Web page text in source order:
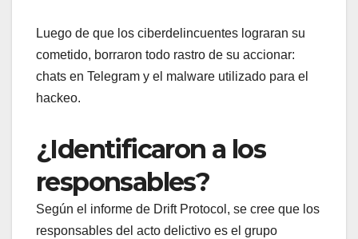
Luego de que los ciberdelincuentes lograran su
cometido, borraron todo rastro de su accionar:
chats en Telegram y el malware utilizado para el
hackeo.
¿Identificaron a los
responsables?
Según el informe de Drift Protocol, se cree que los
responsables del acto delictivo es el grupo